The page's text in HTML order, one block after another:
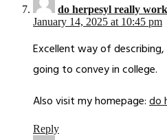
do herpesyl really work
January 14, 2025 at 10:45 pm
Excellent way of
going to convey in college.
Also visit my homepage:do
Reply